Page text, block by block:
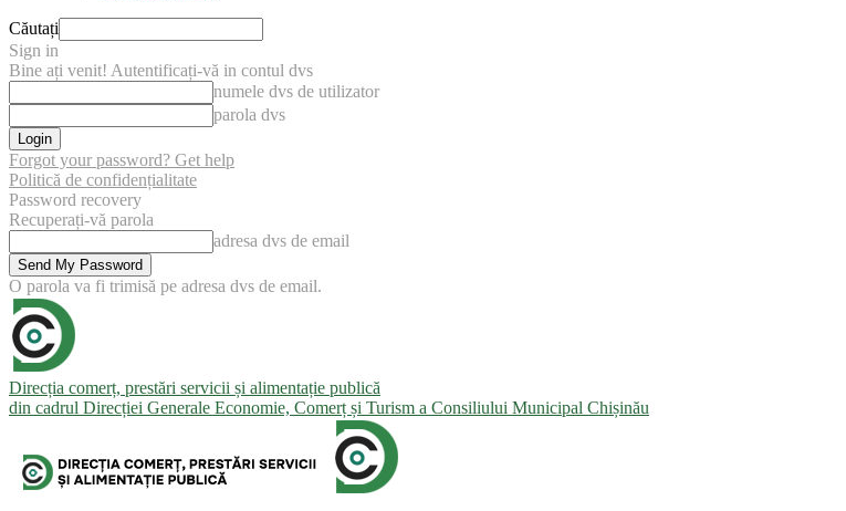
Căutați
Sign in
Bine ați venit! Autentificați-vă in contul dvs
numele dvs de utilizator
parola dvs
Forgot your password? Get help
Politică de confidențialitate
Password recovery
Recuperați-vă parola
adresa dvs de email
O parola va fi trimisă pe adresa dvs de email.
Direcția comerț, prestări servicii și alimentație publică
din cadrul Direcției Generale Economie, Comerț și Turism a Consiliului Municipal Chișinău